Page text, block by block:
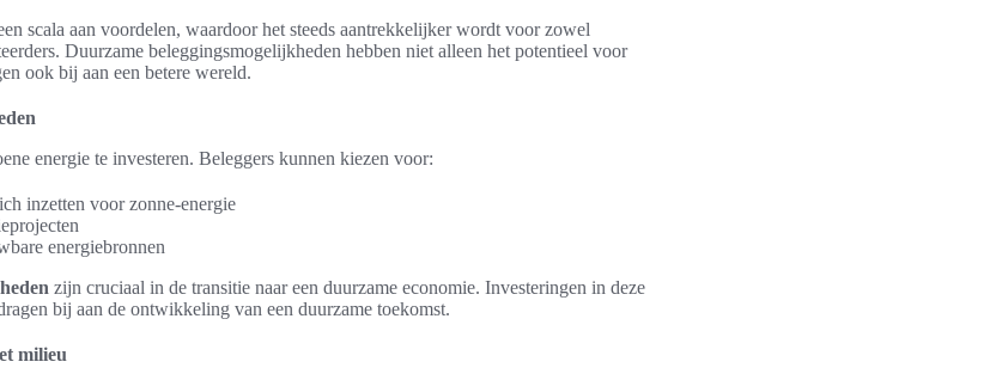
scala aan voordelen, waardoor het steeds aantrekkelijker wordt voor zowel
Duurzame beleggingsmogelijkheden hebben niet alleen het potentieel voor
ook bij aan een betere wereld.
energie te investeren. Beleggers kunnen kiezen voor:
inzetten voor zonne-energie
energiebronnen
zijn cruciaal in de transitie naar een duurzame economie. Investeringen in deze
bij aan de ontwikkeling van een duurzame toekomst.
milieu